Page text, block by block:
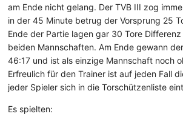
am Ende nicht gelang. Der TVB III zog
in der 45 Minute betrug der Vorsprung 25
Ende der Partie lagen gar 30 Tore
beiden Mannschaften. Am Ende gewann
46:17 und ist als einzige Mannschaft noch
Erfreulich für den Trainer ist auf jeden Fall
jeder Spieler sich in die Torschützenliste
Es spielten: